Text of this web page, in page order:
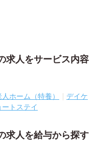
求人をサービス内容
ホーム（特養）
デイケ
ートステイ
求人を給与から探す